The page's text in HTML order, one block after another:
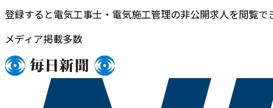
登録すると電気工事士・電気施工管理の非公開求人を閲覧で
メディア掲載多数